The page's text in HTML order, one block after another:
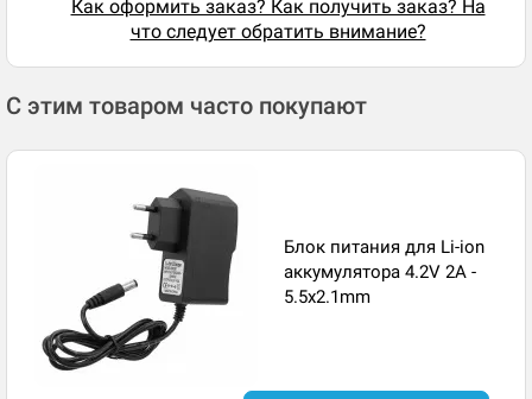
Как оформить заказ? Как получить заказ? На
что следует обратить внимание?
С этим товаром часто покупают
Блок питания для Li-ion
аккумулятора 4.2V 2A -
5.5x2.1mm